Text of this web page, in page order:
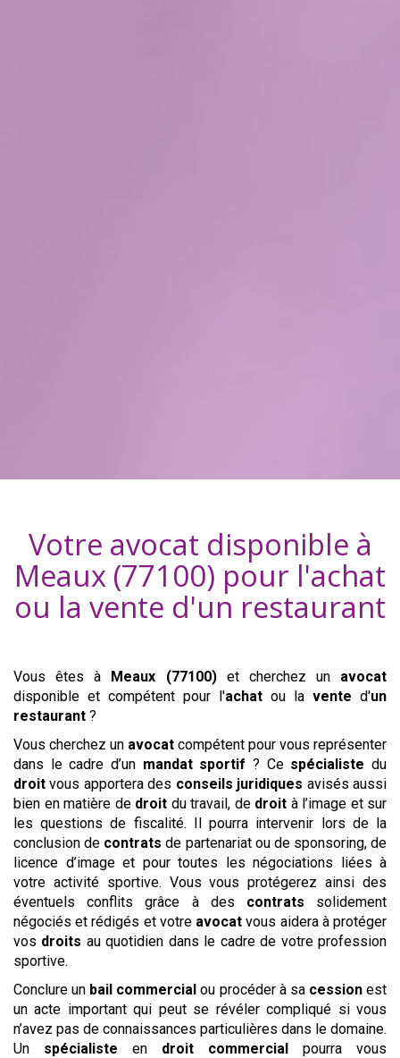
Votre avocat disponible à
Meaux (77100) pour l'achat
ou la vente d'un restaurant
Vous êtes à Meaux (77100) et cherchez un avocat
disponible et compétent pour l'achat ou la vente d'un
restaurant ?
Vous cherchez un avocat compétent pour vous représenter
dans le cadre d’un mandat sportif ? Ce spécialiste du
droit vous apportera des conseils juridiques avisés aussi
bien en matière de droit du travail, de droit à l’image et sur
les questions de fiscalité. Il pourra intervenir lors de la
conclusion de contrats de partenariat ou de sponsoring, de
licence d’image et pour toutes les négociations liées à
votre activité sportive. Vous vous protégerez ainsi des
éventuels conflits grâce à des contrats solidement
négociés et rédigés et votre avocat vous aidera à protéger
vos droits au quotidien dans le cadre de votre profession
sportive.
Conclure un bail commercial ou procéder à sa cessionest
un acte important qui peut se révéler compliqué si vous
n’avez pas de connaissances particulières dans le domaine.
Un spécialiste en droit commercial pourra vous